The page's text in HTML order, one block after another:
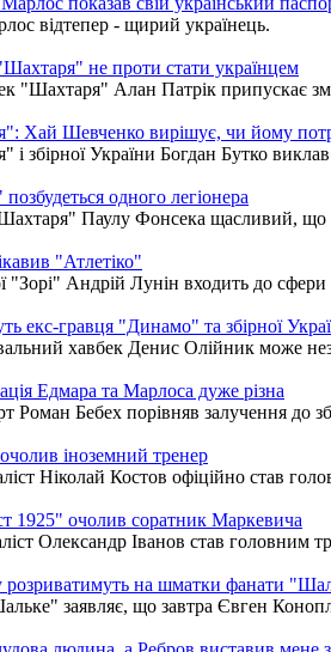
відтепер - щирий українець.
не проти стати українцем
"Шахтаря" Алан Патрік припускає
Хай Шевченко вирішує, чи йому
збірної України Богдан Бутко
одного легіонера
Паулу Фонсека щасливий, що
"Атлетіко"
"Зорі" Андрій Лунін входить до сфери
екс-гравця "Динамо" та збірної
хавбек Денис Олійник може
Едмара та Марлоса дуже різна
Роман Бебех порівняв залучення до
іноземний тренер
Ніколай Костов офіційно став
1925" очолив соратник Маркевича
Олександр Іванов став головним
розриватимуть на шматки фанати
заявляє, що завтра Євген